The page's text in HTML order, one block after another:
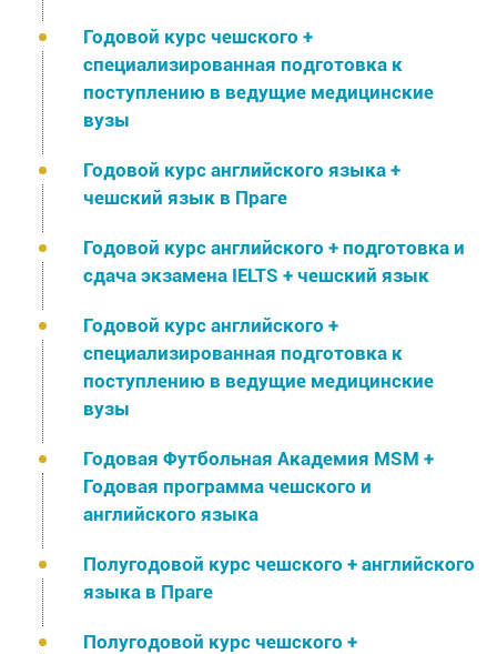
Годовой курс чешского +
специализированная подготовка к
поступлению в ведущие медицинские
вузы
Годовой курс английского языка +
чешский язык в Праге
Годовой курс английского + подготовка и
сдача экзамена IELTS + чешский язык
Годовой курс английского +
специализированная подготовка к
поступлению в ведущие медицинские
вузы
Годовая Футбольная Академия MSM +
Годовая программа чешского и
английского языка
Полугодовой курс чешского + английского
языка в Праге
Полугодовой курс чешского +